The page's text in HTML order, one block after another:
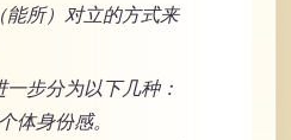
能所）对立的方式来
步分为以下几种：
体身份感。